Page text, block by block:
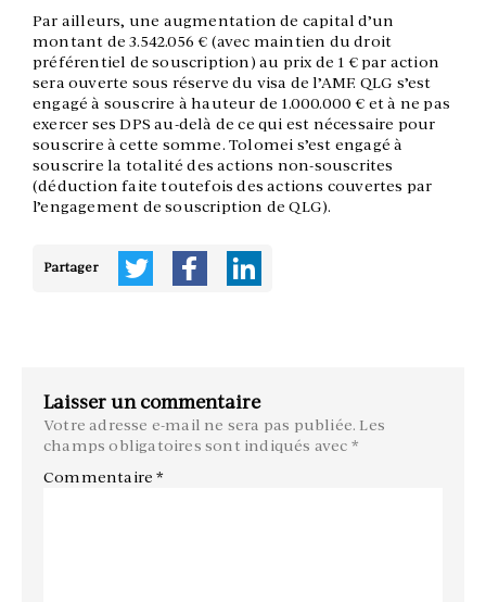
Par ailleurs, une augmentation de capital d’un
montant de 3.542.056 € (avec maintien du droit
préférentiel de souscription) au prix de 1 € par action
sera ouverte sous réserve du visa de l’AMF. QLG s’est
engagé à souscrire à hauteur de 1.000.000 € et à ne pas
exercer ses DPS au-delà de ce qui est nécessaire pour
souscrire à cette somme. Tolomei s’est engagé à
souscrire la totalité des actions non-souscrites
(déduction faite toutefois des actions couvertes par
l’engagement de souscription de QLG).
Partager
Laisser un commentaire
Votre adresse e-mail ne sera pas publiée. Les
champs obligatoires sont indiqués avec *
Commentaire*